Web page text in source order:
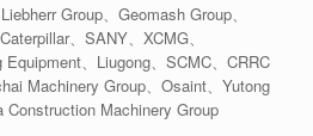
Group、Geomash Group、
、SANY、XCMG、
、Liugong、SCMC、CRRC
Machinery Group、Osaint、Yutong
Construction Machinery Group